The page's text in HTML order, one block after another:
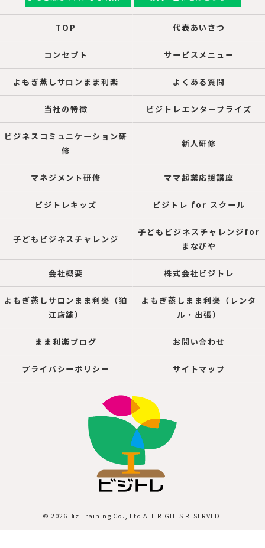
TOP 代表あいさつ
コンセプト サービスメニュー
よもぎ蒸しサロンまま利楽 よくある質問
当社の特徴 ビジトレエンタープライズ
ビジネスコミュニケーション研
修
新人研修
マネジメント研修 ママ起業応援講座
ビジトレキッズ ビジトレ for スクール
子どもビジネスチャレンジ
子どもビジネスチャレンジfor
まなびや
会社概要 株式会社ビジトレ
よもぎ蒸しサロンまま利楽（狛
江店舗）
よもぎ蒸しまま利楽（レンタ
ル・出張）
まま利楽ブログ お問い合わせ
プライバシーポリシー サイトマップ
© 2026 Biz Training Co., Ltd ALL RIGHTS RESERVED.